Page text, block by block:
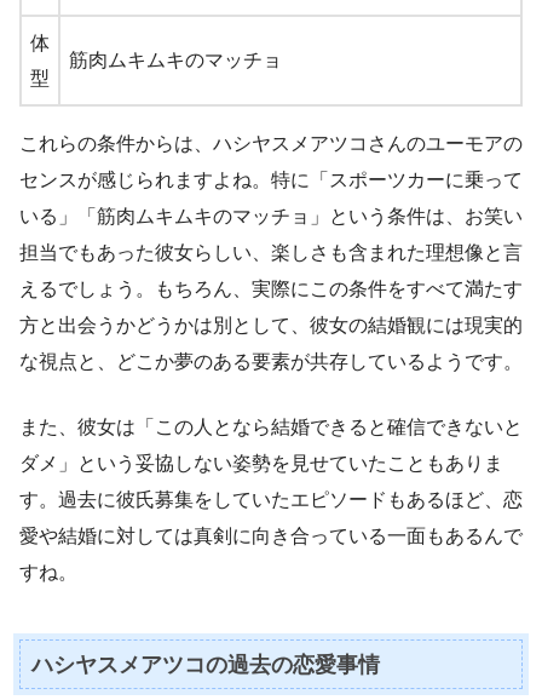
体
型
筋肉ムキムキのマッチョ
これらの条件からは、ハシヤスメアツコさんのユーモアの
センスが感じられますよね。特に「スポーツカーに乗って
いる」「筋肉ムキムキのマッチョ」という条件は、お笑い
担当でもあった彼女らしい、楽しさも含まれた理想像と言
えるでしょう。もちろん、実際にこの条件をすべて満たす
方と出会うかどうかは別として、彼女の結婚観には現実的
な視点と、どこか夢のある要素が共存しているようです。
また、彼女は「この人となら結婚できると確信できないと
ダメ」という妥協しない姿勢を見せていたこともありま
す。過去に彼氏募集をしていたエピソードもあるほど、恋
愛や結婚に対しては真剣に向き合っている一面もあるんで
すね。
ハシヤスメアツコの過去の恋愛事情